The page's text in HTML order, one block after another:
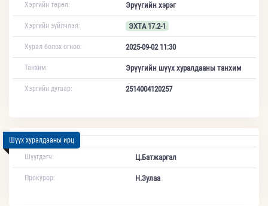
Хэргийн төрөл: Эрүүгийн хэрэг
Хэргийн зүйлчлэл: ЭХТА 17.2-1
Хурал болох огноо: 2025-09-02 11:30
Танхим: Эрүүгийн шүүх хуралдааны танхим
Хэргийн дугаар: 2514004120257
Шүүх хуралдааны ирц
Шүүгдэгч:
Ц.Батжаргал
Прокурор: Н.Зулаа